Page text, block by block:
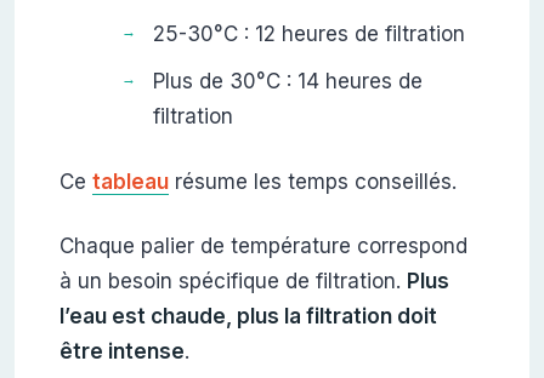
25-30°C : 12 heures de filtration
Plus de 30°C : 14 heures de
filtration
Ce tableaurésume les temps conseillés.
Chaque palier de température correspond
à un besoin spécifique de filtration. Plus
l’eau est chaude, plus la filtration doit
être intense.